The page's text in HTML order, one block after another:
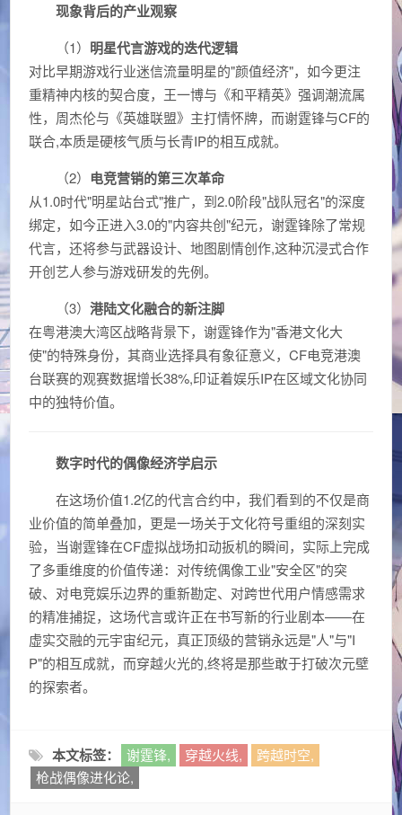
现象背后的产业观察
（1） 明星代言游戏的迭代逻辑
对比早期游戏行业迷信流量明星的"颜值经济"，如今更注
重精神内核的契合度，王一博与《和平精英》强调潮流属
性，周杰伦与《英雄联盟》主打情怀牌，而谢霆锋与CF的
联合,本质是硬核气质与长青IP的相互成就。
（2） 电竞营销的第三次革命
从1.0时代"明星站台式"推广，到2.0阶段"战队冠名"的深度
绑定，如今正进入3.0的"内容共创"纪元，谢霆锋除了常规
代言，还将参与武器设计、地图剧情创作,这种沉浸式合作
开创艺人参与游戏研发的先例。
（3）港陆文化融合的新注脚
在粤港澳大湾区战略背景下，谢霆锋作为"香港文化大
使"的特殊身份，其商业选择具有象征意义，CF电竞港澳
台联赛的观赛数据增长38%,印证着娱乐IP在区域文化协同
中的独特价值。
数字时代的偶像经济学启示
在这场价值1.2亿的代言合约中，我们看到的不仅是商
业价值的简单叠加，更是一场关于文化符号重组的深刻实
验，当谢霆锋在CF虚拟战场扣动扳机的瞬间，实际上完成
了多重维度的价值传递：对传统偶像工业"安全区"的突
破、对电竞娱乐边界的重新勘定、对跨世代用户情感需求
的精准捕捉，这场代言或许正在书写新的行业剧本——在
虚实交融的元宇宙纪元，真正顶级的营销永远是"人"与"I
P"的相互成就，而穿越火光的,终将是那些敢于打破次元壁
的探索者。
本文标签： 谢霆锋, 穿越火线,
跨越时空,
枪战偶像进化论,